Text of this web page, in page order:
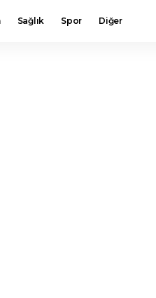
Sağlık Spor Diğer